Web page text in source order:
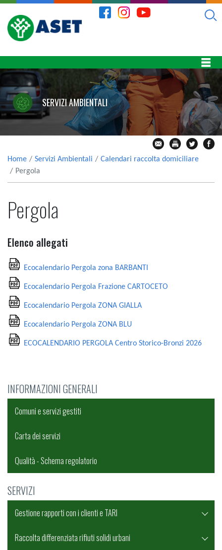
SERVIZI AMBIENTALI
Home Servizi Ambientali
Calendari raccolta domiciliare
Pergola
Pergola
Elenco allegati
Ecocalendario Pergola zona BARBANTI
Ecocalendario Pergola Frazione CARTOCETO
Ecocalendario Pergola ZONA GIALLA
Ecocalendario Pergola ZONA BLU
ECOCALENDARIO PERGOLA Centro Storico-Bronzi 2026
INFORMAZIONI GENERALI
Comuni e servizi gestiti
Carta dei servizi
Qualità - Schema regolatorio
SERVIZI
Gestione rapporti con i clienti e TARI
Raccolta differenziata rifiuti solidi urbani